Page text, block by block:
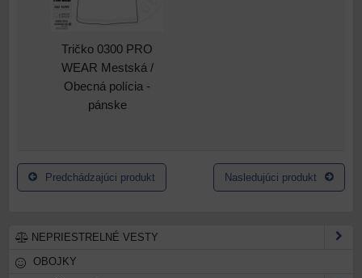
Tričko 0300 PRO
WEAR Mestská /
Obecná polícia -
pánske
Predchádzajúci produkt Nasledujúci produkt
NEPRIESTRELNÉ VESTY
OBOJKY